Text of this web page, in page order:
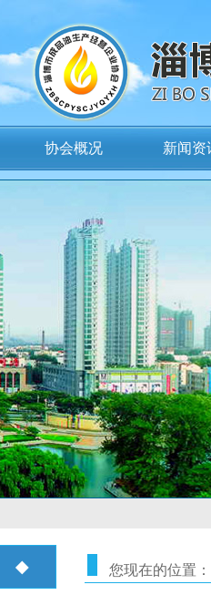
协会概况 新闻资
◆ 您现在的位置